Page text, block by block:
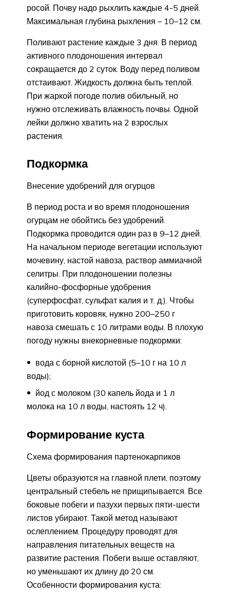
росой. Почву надо рыхлить каждые 4-5 дней.
Максимальная глубина рыхления – 10–12 см.
Поливают растение каждые 3 дня. В период
активного плодоношения интервал
сокращается до 2 суток. Воду перед поливом
отстаивают. Жидкость должна быть теплой.
При жаркой погоде полив обильный, но
нужно отслеживать влажность почвы. Одной
лейки должно хватить на 2 взрослых
растения.
Подкормка
Внесение удобрений для огурцов
В период роста и во время плодоношения
огурцам не обойтись без удобрений.
Подкормка проводится один раз в 9–12 дней.
На начальном периоде вегетации используют
мочевину, настой навоза, раствор аммиачной
селитры. При плодоношении полезны
калийно-фосфорные удобрения
(суперфосфат, сульфат калия и т. д.). Чтобы
приготовить коровяк, нужно 200–250 г
навоза смешать с 10 литрами воды. В плохую
погоду нужны внекорневные подкормки:
вода с борной кислотой (5–10 г на 10 л
воды);
йод с молоком (30 капель йода и 1 л
молока на 10 л воды, настоять 12 ч).
Формирование куста
Схема формирования партенокарпиков
Цветы образуются на главной плети, поэтому
центральный стебель не прищипывается. Все
боковые побеги и пазухи первых пяти-шести
листов убирают. Такой метод называют
ослеплением. Процедуру проводят для
направления питательных веществ на
развитие растения. Побеги выше оставляют,
но уменьшают их длину до 20 см.
Особенности формирования куста: